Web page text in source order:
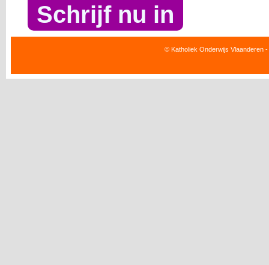
Schrijf nu in
© Katholiek Onderwijs Vlaanderen